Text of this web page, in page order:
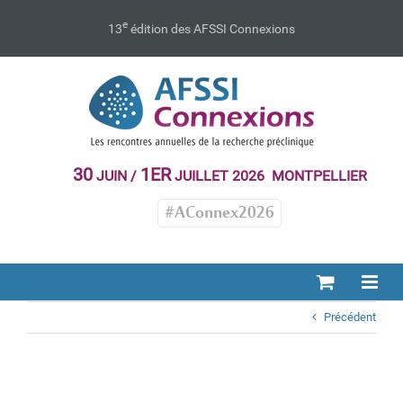
13e édition des AFSSI Connexions
30JUIN / 1ERJUILLET 2026 MONTPELLIER
#AConnex2026
Précédent